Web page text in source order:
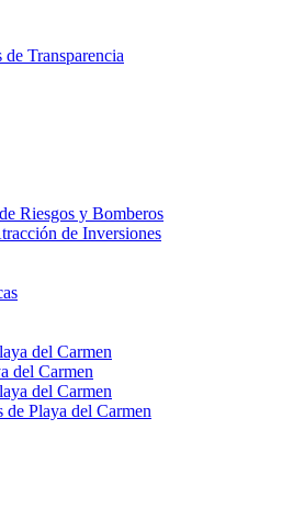
Transparencia
Riesgos y Bomberos
de Inversiones
del Carmen
del Carmen
del Carmen
Playa del Carmen